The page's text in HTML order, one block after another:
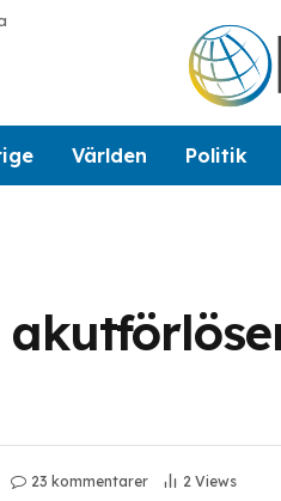
Världen Politik
23 kommentarer 2 Views